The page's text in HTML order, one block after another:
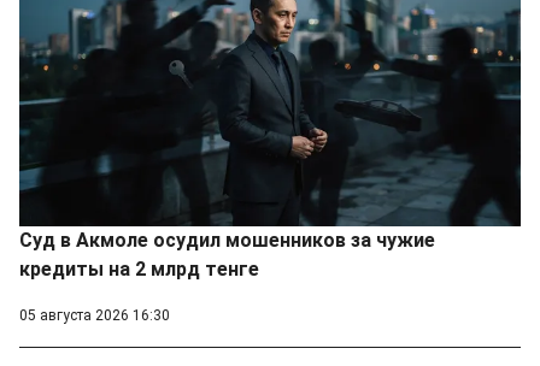
Суд в Акмоле осудил мошенников за чужие
кредиты на 2 млрд тенге
05 августа 2026 16:30